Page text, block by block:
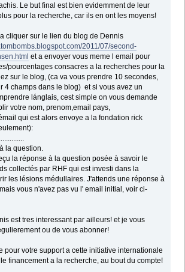
Le but final est bien evidemment de leur
pour la recherche, car ils en ont les moyens!
cliquer sur le lien du blog de Dennis
2011/07/second-
et a envoyer vous meme l email pour
pourcentages consacres a la recherches pour la
sur le blog, (ca va vous prendre 10 secondes,
4 champs dans le blog) et si vous avez un
lánglais, cest simple on vous demande
votre nom, prenom,email pays,
qui est alors envoye a la fondation rick
la question.
la réponse à la question posée à savoir le
collectés par RHF qui est investi dans la
les lésions médullaires. J'attends une réponse à
vous n'avez pas vu l' email initial, voir ci-
est tres interessant par ailleurs! et je vous
ou de vous abonner!
pour votre support a cette initiative internationale
financement a la recherche, au bout du compte!